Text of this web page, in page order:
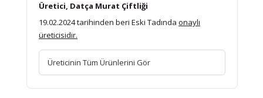
Üretici, Datça Murat Çiftliği
19.02.2024 tarihinden beri Eski Tadında onaylı
üreticisidir.
Üreticinin Tüm Ürünlerini Gör